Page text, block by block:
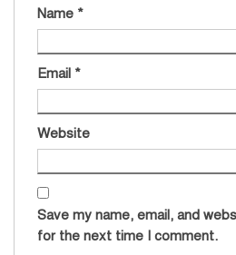
Name *
Email *
Website
Save my name, email, and
for the next time I comment.